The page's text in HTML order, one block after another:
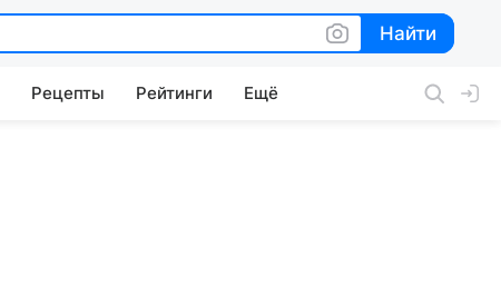
Найти
Найти
Рецепты Рейтинги Ещё